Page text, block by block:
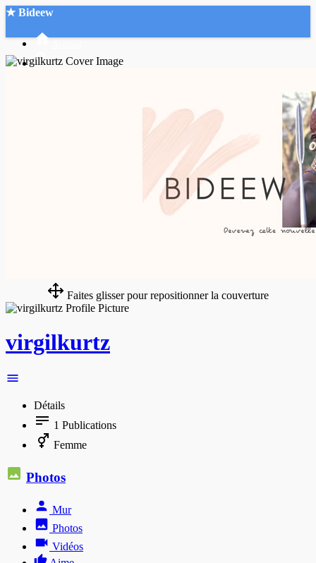
★ Bideew
Faites glisser pour repositionner la couverture
virgilkurtz
Détails
1 Publications
Femme
Photos
Mur
Photos
Vidéos